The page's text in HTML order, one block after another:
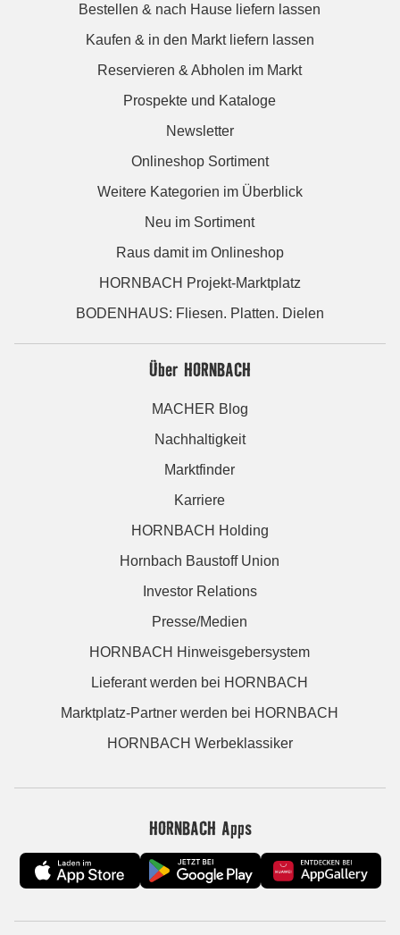
Bestellen & nach Hause liefern lassen
Kaufen & in den Markt liefern lassen
Reservieren & Abholen im Markt
Prospekte und Kataloge
Newsletter
Onlineshop Sortiment
Weitere Kategorien im Überblick
Neu im Sortiment
Raus damit im Onlineshop
HORNBACH Projekt-Marktplatz
BODENHAUS: Fliesen. Platten. Dielen
Über HORNBACH
MACHER Blog
Nachhaltigkeit
Marktfinder
Karriere
HORNBACH Holding
Hornbach Baustoff Union
Investor Relations
Presse/Medien
HORNBACH Hinweisgebersystem
Lieferant werden bei HORNBACH
Marktplatz-Partner werden bei HORNBACH
HORNBACH Werbeklassiker
HORNBACH Apps